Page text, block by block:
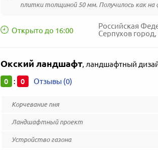
плитки толщиной 50 мм. Получилось как на
Открыто до 16:00
Российская
Серпухов город,
Окский ландшафт, ландшафтный
0 : 0 Отзывы (0)
Корчевание пня
Ландшафтный проект
Устройство газона